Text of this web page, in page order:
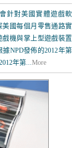
針對美國實體遊戲軟
國每個月零售通路實
機與掌上型遊戲裝置
NPD發佈的2012年第
年第...More